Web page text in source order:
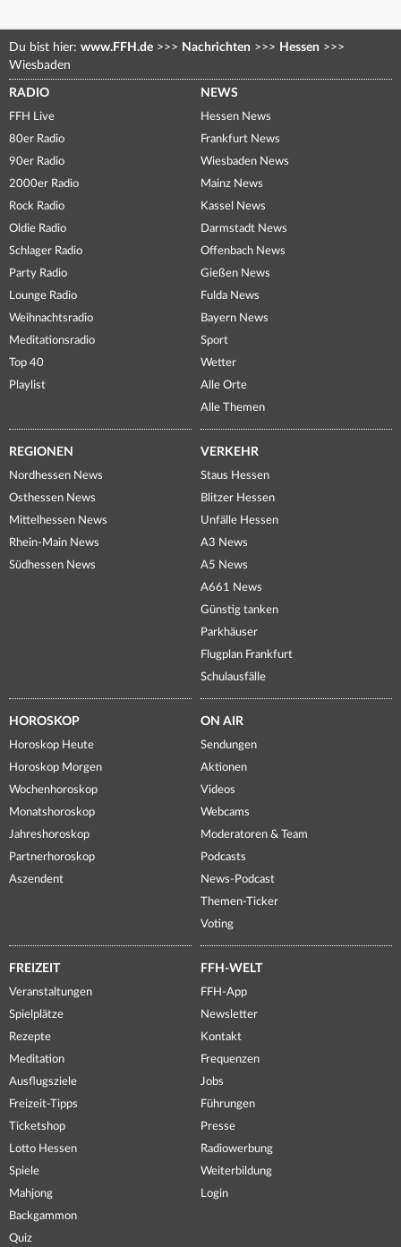
Du bist hier: www.FFH.de >>> Nachrichten >>> Hessen >>>
Wiesbaden
RADIO
FFH Live
80er Radio
90er Radio
2000er Radio
Rock Radio
Oldie Radio
Schlager Radio
Party Radio
Lounge Radio
Weihnachtsradio
Meditationsradio
Top 40
Playlist
NEWS
Hessen News
Frankfurt News
Wiesbaden News
Mainz News
Kassel News
Darmstadt News
Offenbach News
Gießen News
Fulda News
Bayern News
Sport
Wetter
Alle Orte
Alle Themen
REGIONEN
Nordhessen News
Osthessen News
Mittelhessen News
Rhein-Main News
Südhessen News
VERKEHR
Staus Hessen
Blitzer Hessen
Unfälle Hessen
A3 News
A5 News
A661 News
Günstig tanken
Parkhäuser
Flugplan Frankfurt
Schulausfälle
HOROSKOP
Horoskop Heute
Horoskop Morgen
Wochenhoroskop
Monatshoroskop
Jahreshoroskop
Partnerhoroskop
Aszendent
ON AIR
Sendungen
Aktionen
Videos
Webcams
Moderatoren & Team
Podcasts
News-Podcast
Themen-Ticker
Voting
FREIZEIT
Veranstaltungen
Spielplätze
Rezepte
Meditation
Ausflugsziele
Freizeit-Tipps
Ticketshop
Lotto Hessen
Spiele
Mahjong
Backgammon
Quiz
FFH-WELT
FFH-App
Newsletter
Kontakt
Frequenzen
Jobs
Führungen
Presse
Radiowerbung
Weiterbildung
Login